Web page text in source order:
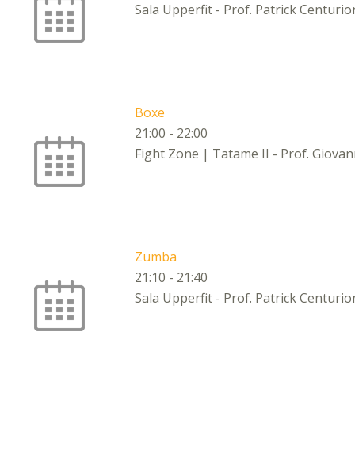
Sala Upperfit - Prof. Patrick
Boxe
21:00 - 22:00
Fight Zone | Tatame II - Prof.
Zumba
21:10 - 21:40
Sala Upperfit - Prof. Patrick